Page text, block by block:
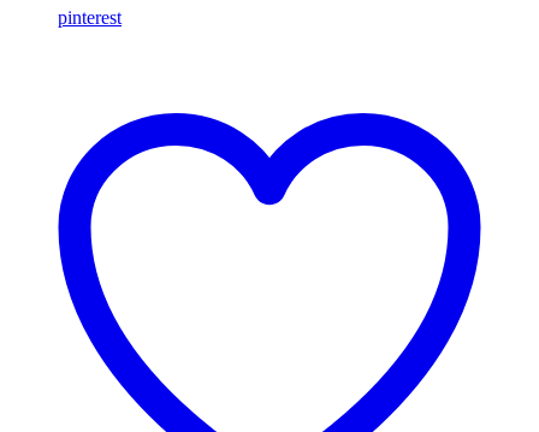
pinterest